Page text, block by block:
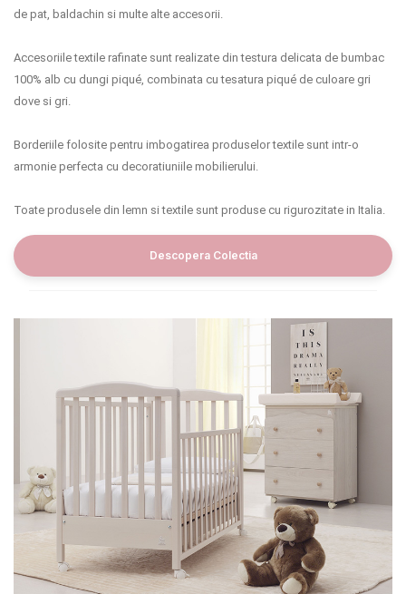
de pat, baldachin si multe alte accesorii.
Accesoriile textile rafinate sunt realizate din testura delicata de bumbac
100% alb cu dungi piqué, combinata cu tesatura piqué de culoare gri
dove si gri.
Borderiile folosite pentru imbogatirea produselor textile sunt intr-o
armonie perfecta cu decoratiuniile mobilierului.
Toate produsele din lemn si textile sunt produse cu rigurozitate in Italia.
Descopera Colectia